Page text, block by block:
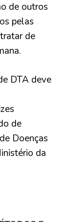
de outros
pelas
de
DTA deve
de
Doenças
da